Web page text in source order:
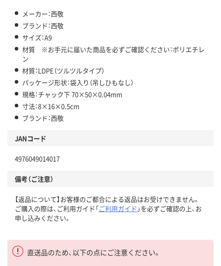
メーカー：西敬
ブランド：西敬
サイズ：A9
材質 ※お手元に届いた商品を必ずご確認ください：ポリエチレ
ン
材質：LDPE（ツルツルタイプ）
パッケージ形状：袋入り（吊しひもなし）
規格：チャック下 70×50×0.04mm
寸法：8×16×0.5cm
ブランド：西敬
JANコード
4976049014017
備考（ご注意）
【返品について】お客様のご都合による返品はお受けできません。
ご購入の際は、ご利用ガイド「ご利用ガイド 」を必ずご確認の上、お
申し込みください。
直送品のため、以下の点にご注意ください。